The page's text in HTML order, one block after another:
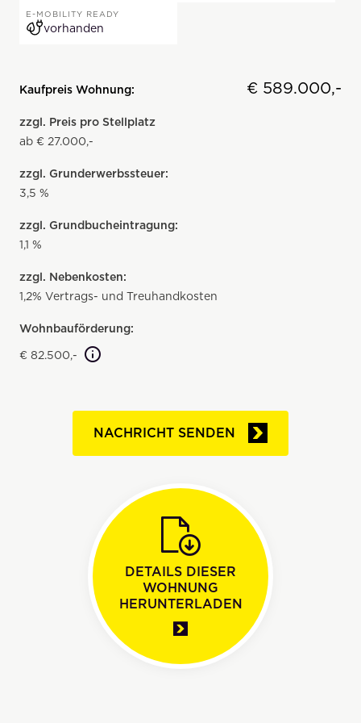
E-MOBILITY READY
vorhanden
DETAILS DIESER
WOHNUNG
HERUNTERLADEN
Kaufpreis Wohnung: € 589.000,-
zzgl. Preis pro Stellplatz
ab € 27.000,-
zzgl. Grunderwerbssteuer:
3,5 %
zzgl. Grundbucheintragung:
1,1 %
zzgl. Nebenkosten:
1,2% Vertrags- und Treuhandkosten
Wohnbauförderung:
€ 82.500,-
NACHRICHT SENDEN